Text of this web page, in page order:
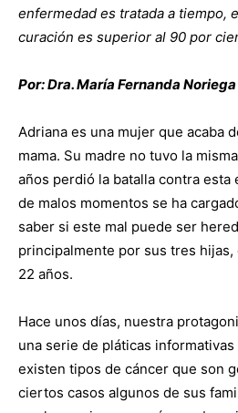
enfermedad es tratada a tiempo,
curación es superior al 90 por
Por: Dra. María Fernanda
Adriana es una mujer que acaba
mama. Su madre no tuvo la
años perdió la batalla contra esta
de malos momentos se ha
saber si este mal puede ser
principalmente por sus tres hijas,
22 años.
Hace unos días, nuestra
una serie de pláticas
existen tipos de cáncer que son
ciertos casos algunos de sus